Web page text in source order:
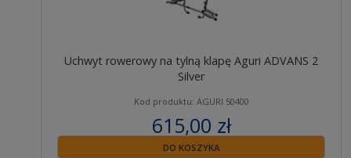
Uchwyt rowerowy na tylną klapę Aguri ADVANS 2
Silver
Kod produktu: AGURI 50400
615,00 zł
zawiera 23% VAT
DO KOSZYKA